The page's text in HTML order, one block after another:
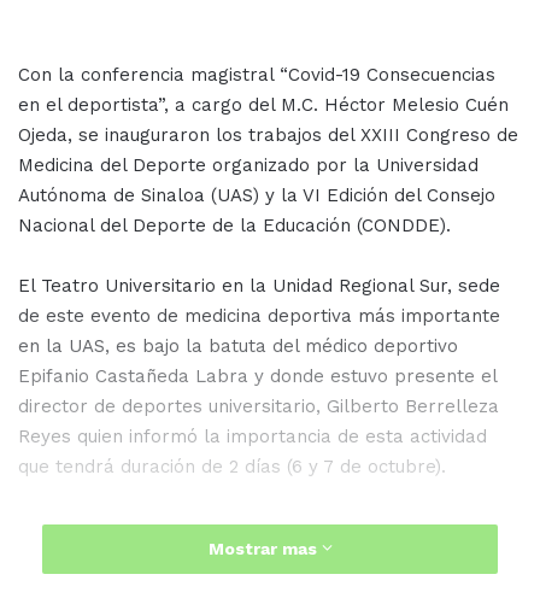
Con la conferencia magistral “Covid-19 Consecuencias
en el deportista”, a cargo del M.C. Héctor Melesio Cuén
Ojeda, se inauguraron los trabajos del XXIII Congreso de
Medicina del Deporte organizado por la Universidad
Autónoma de Sinaloa (UAS) y la VI Edición del Consejo
Nacional del Deporte de la Educación (CONDDE).
El Teatro Universitario en la Unidad Regional Sur, sede
de este evento de medicina deportiva más importante
en la UAS, es bajo la batuta del médico deportivo
Epifanio Castañeda Labra y donde estuvo presente el
director de deportes universitario, Gilberto Berrelleza
Reyes quien informó la importancia de esta actividad
que tendrá duración de 2 días (6 y 7 de octubre).
“Es importante sobre todo por las nuevas generaciones
Mostrar mas